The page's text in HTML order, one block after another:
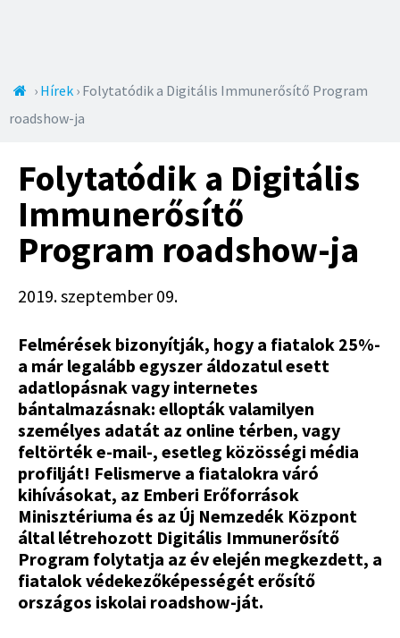
Jelenlegi
hely
› Hírek › Folytatódik a Digitális Immunerősítő Program
roadshow-ja
Folytatódik a Digitális
Immunerősítő
Program roadshow-ja
2019. szeptember 09.
Felmérések bizonyítják, hogy a fiatalok 25%-
a már legalább egyszer áldozatul esett
adatlopásnak vagy internetes
bántalmazásnak: ellopták valamilyen
személyes adatát az online térben, vagy
feltörték e-mail-, esetleg közösségi média
profilját! Felismerve a fiatalokra váró
kihívásokat, az Emberi Erőforrások
Minisztériuma és az Új Nemzedék Központ
által létrehozott Digitális Immunerősítő
Program folytatja az év elején megkezdett, a
fiatalok védekezőképességét erősítő
országos iskolai roadshow-ját.